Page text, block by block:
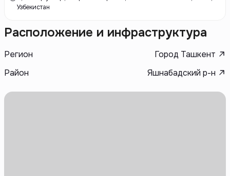
Узбекистан
Расположение и инфраструктура
Регион
Город Ташкент
Район
Яшнабадский р-н